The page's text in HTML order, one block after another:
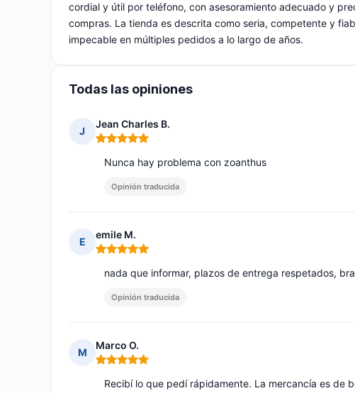
cordial y útil por teléfono, con asesoramiento adecuado y
compras. La tienda es descrita como seria, competente y
impecable en múltiples pedidos a lo largo de años.
Todas las opiniones
J
Jean Charles B.
Nota: 5 de 5
Nunca hay problema con zoanthus
Opinión traducida
E
emile M.
Nota: 5 de 5
nada que informar, plazos de entrega respetados,
Opinión traducida
M
Marco O.
Nota: 5 de 5
Recibí lo que pedí rápidamente. La mercancía es de